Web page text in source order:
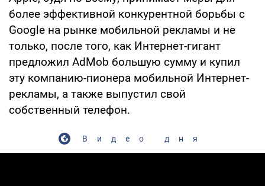
более эффективной конкурентной борьбы с
Google на рынке мобильной рекламы и не
только, после того, как Интернет-гигант
предложил AdMob большую сумму и купил
эту компанию-пионера мобильной Интернет-
рекламы, а также выпустил свой
собственный телефон.
Видео дня